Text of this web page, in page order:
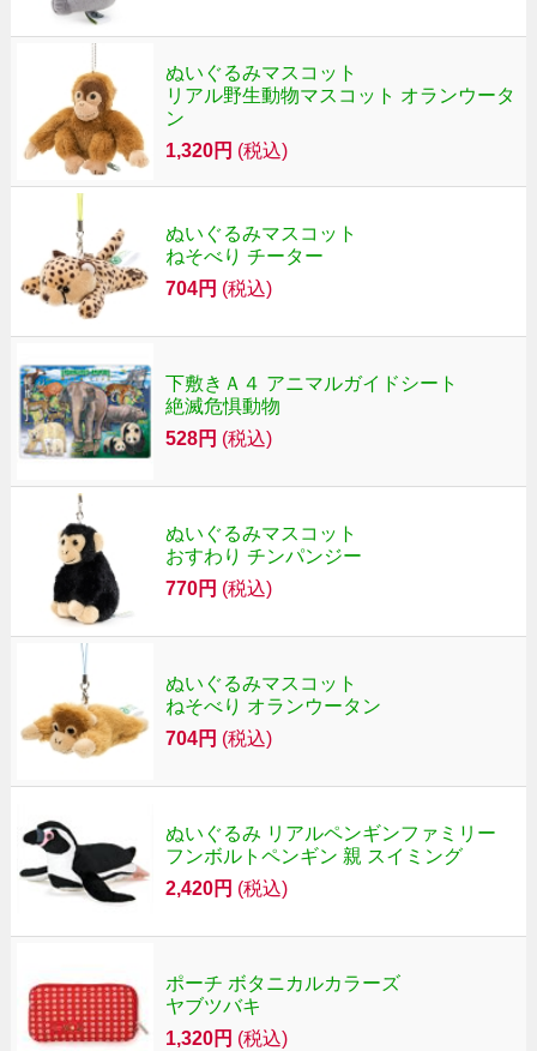
ぬいぐるみマスコット
リアル野生動物マスコット オランウータ
ン
1,320円 (税込)
ぬいぐるみマスコット
ねそべり チーター
704円 (税込)
下敷きＡ４ アニマルガイドシート
絶滅危惧動物
528円 (税込)
ぬいぐるみマスコット
おすわり チンパンジー
770円 (税込)
ぬいぐるみマスコット
ねそべり オランウータン
704円 (税込)
ぬいぐるみ リアルペンギンファミリー
フンボルトペンギン 親 スイミング
2,420円 (税込)
ポーチ ボタニカルカラーズ
ヤブツバキ
1,320円 (税込)